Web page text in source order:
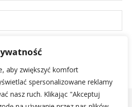
aby zwiększyć komfort
spersonalizowane reklamy
nasz ruch. Klikając "Akceptuj